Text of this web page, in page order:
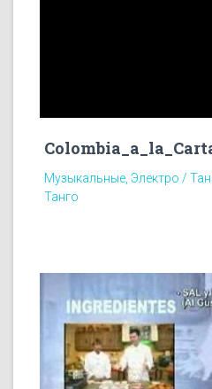
Музыкальные, Электро /
Танго